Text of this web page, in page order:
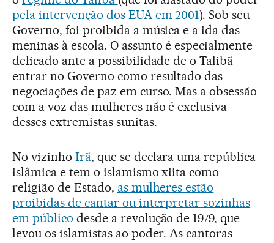
pela intervenção dos EUA em 2001). Sob seu
Governo, foi proibida a música e a ida das
meninas à escola. O assunto é especialmente
delicado ante a possibilidade de o Talibã
entrar no Governo como resultado das
negociações de paz em curso. Mas a obsessão
com a voz das mulheres não é exclusiva
desses extremistas sunitas.
No vizinho Irã, que se declara uma república
islâmica e tem o islamismo xiita como
religião de Estado, as mulheres estão
proibidas de cantar ou interpretar sozinhas
em público desde a revolução de 1979, que
levou os islamistas ao poder. As cantoras